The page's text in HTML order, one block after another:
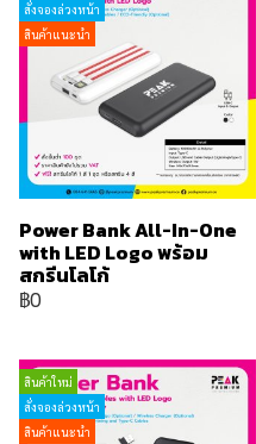
สั่งจองล่วงหน้า
สินค้าแนะนำ
Power Bank All-In-One
with LED Logo พร้อม
สกรีนโลโก้
฿0
สินค้าใหม่
สั่งจองล่วงหน้า
สินค้าแนะนำ